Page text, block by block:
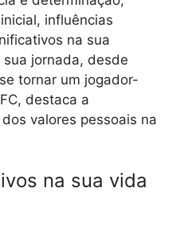
influências
na sua
jornada, desde
tornar um jogador-
destaca a
valores pessoais na
na sua vida